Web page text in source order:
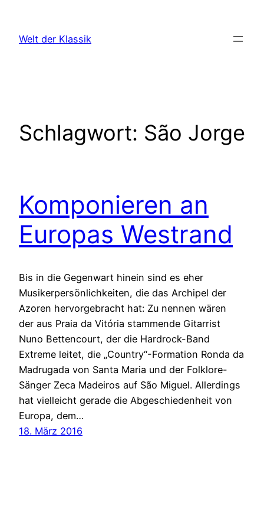
springen
Welt der Klassik
Schlagwort: São Jorge
Komponieren an
Europas Westrand
Bis in die Gegenwart hinein sind es eher
Musikerpersönlichkeiten, die das Archipel der
Azoren hervorgebracht hat: Zu nennen wären
der aus Praia da Vitória stammende Gitarrist
Nuno Bettencourt, der die Hardrock-Band
Extreme leitet, die „Country“-Formation Ronda da
Madrugada von Santa Maria und der Folklore-
Sänger Zeca Madeiros auf São Miguel. Allerdings
hat vielleicht gerade die Abgeschiedenheit von
Europa, dem…
18. März 2016